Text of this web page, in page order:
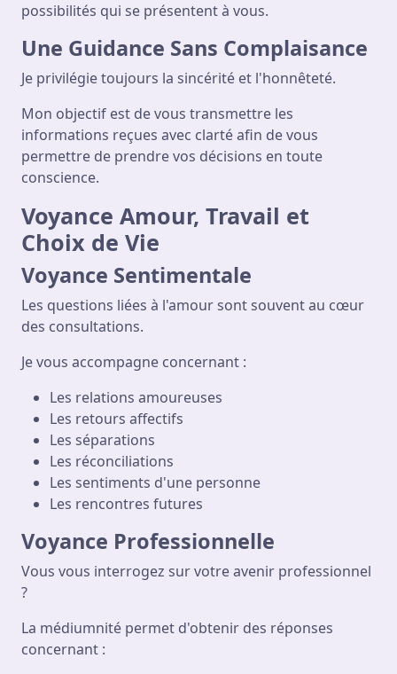
possibilités qui se présentent à vous.
Une Guidance Sans Complaisance
Je privilégie toujours la sincérité et l'honnêteté.
Mon objectif est de vous transmettre les
informations reçues avec clarté afin de vous
permettre de prendre vos décisions en toute
conscience.
Voyance Amour, Travail et
Choix de Vie
Voyance Sentimentale
Les questions liées à l'amour sont souvent au cœur
des consultations.
Je vous accompagne concernant :
Les relations amoureuses
Les retours affectifs
Les séparations
Les réconciliations
Les sentiments d'une personne
Les rencontres futures
Voyance Professionnelle
Vous vous interrogez sur votre avenir professionnel
?
La médiumnité permet d'obtenir des réponses
concernant :